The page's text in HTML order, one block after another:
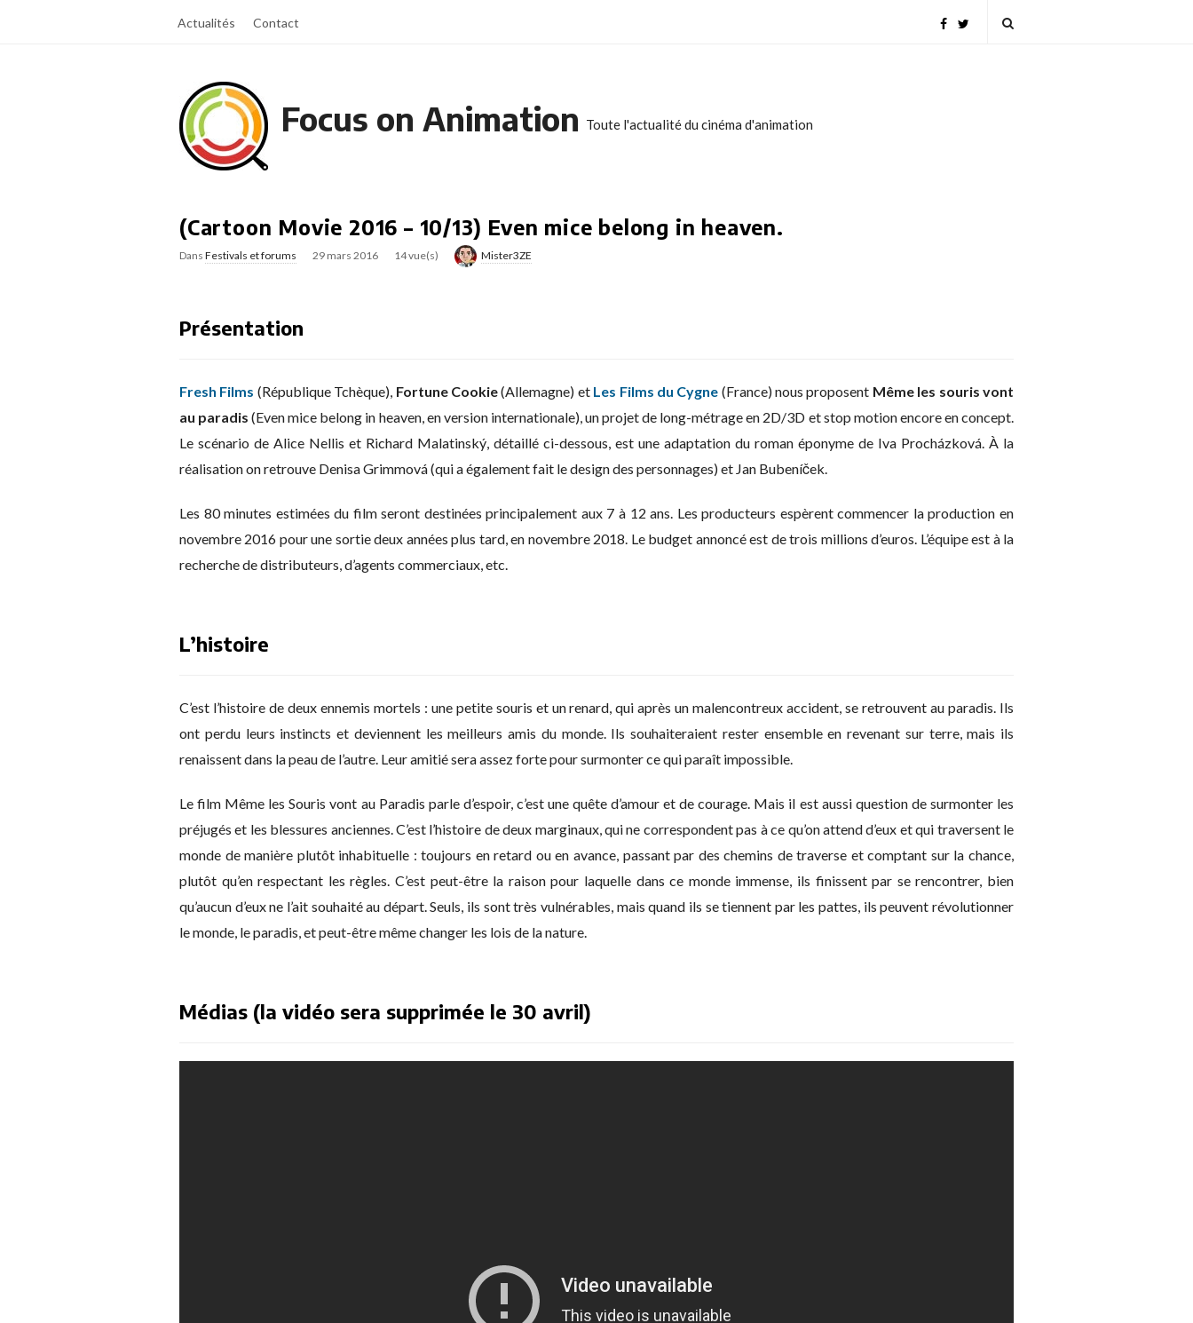
Actualités Contact
Focus on Animation Toute l'actualité du cinéma d'animation
(Cartoon Movie 2016 – 10/13) Even mice belong in heaven.
Dans Festivals et forums 29 mars 2016 14 vue(s) Mister3ZE
Présentation
Fresh Films (République Tchèque), Fortune Cookie(Allemagne) et Les Films du Cygne (France) nous proposent Même les souris vont
au paradis (Even mice belong in heaven, en version internationale), un projet de long-métrage en 2D/3D et stop motion encore en concept.
Le scénario de Alice Nellis et Richard Malatinský, détaillé ci-dessous, est une adaptation du roman éponyme de Iva Procházková. À la
réalisation on retrouve Denisa Grimmová (qui a également fait le design des personnages) et Jan Bubeníček.
Les 80 minutes estimées du film seront destinées principalement aux 7 à 12 ans. Les producteurs espèrent commencer la production en
novembre 2016 pour une sortie deux années plus tard, en novembre 2018. Le budget annoncé est de trois millions d’euros. L’équipe est à la
recherche de distributeurs, d’agents commerciaux, etc.
L’histoire
C’est l’histoire de deux ennemis mortels : une petite souris et un renard, qui après un malencontreux accident, se retrouvent au paradis. Ils
ont perdu leurs instincts et deviennent les meilleurs amis du monde. Ils souhaiteraient rester ensemble en revenant sur terre, mais ils
renaissent dans la peau de l’autre. Leur amitié sera assez forte pour surmonter ce qui paraît impossible.
Le film Même les Souris vont au Paradis parle d’espoir, c’est une quête d’amour et de courage. Mais il est aussi question de surmonter les
préjugés et les blessures anciennes. C’est l’histoire de deux marginaux, qui ne correspondent pas à ce qu’on attend d’eux et qui traversent le
monde de manière plutôt inhabituelle : toujours en retard ou en avance, passant par des chemins de traverse et comptant sur la chance,
plutôt qu’en respectant les règles. C’est peut-être la raison pour laquelle dans ce monde immense, ils finissent par se rencontrer, bien
qu’aucun d’eux ne l’ait souhaité au départ. Seuls, ils sont très vulnérables, mais quand ils se tiennent par les pattes, ils peuvent révolutionner
le monde, le paradis, et peut-être même changer les lois de la nature.
Médias (la vidéo sera supprimée le 30 avril)